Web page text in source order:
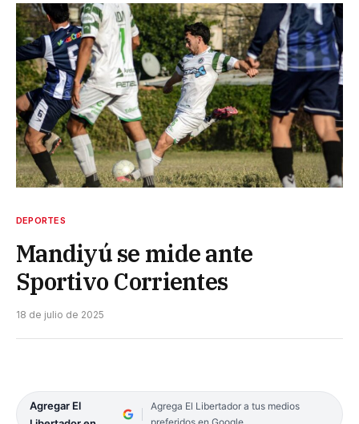
DEPORTES
Mandiyú se mide ante
Sportivo Corrientes
18 de julio de 2025
Agregar El
Agrega El Libertador a tus medios